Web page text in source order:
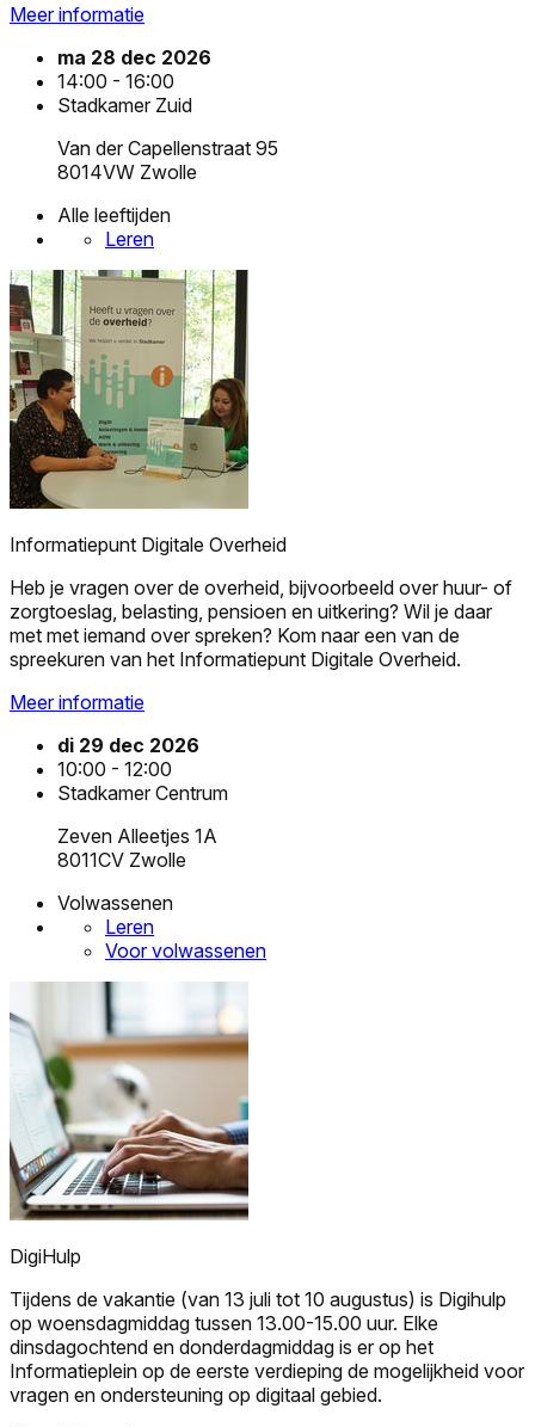
Meer informatie
ma 28 dec 2026
14:00 - 16:00
Stadkamer Zuid
Van der Capellenstraat 95
8014VW Zwolle
Alle leeftijden
Leren
Informatiepunt Digitale Overheid
Heb je vragen over de overheid, bijvoorbeeld over huur- of
zorgtoeslag, belasting, pensioen en uitkering? Wil je daar
met met iemand over spreken? Kom naar een van de
spreekuren van het Informatiepunt Digitale Overheid.
Meer informatie
di 29 dec 2026
10:00 - 12:00
Stadkamer Centrum
Zeven Alleetjes 1A
8011CV Zwolle
Volwassenen
Leren
Voor volwassenen
DigiHulp
Tijdens de vakantie (van 13 juli tot 10 augustus) is Digihulp
op woensdagmiddag tussen 13.00-15.00 uur. Elke
dinsdagochtend en donderdagmiddag is er op het
Informatieplein op de eerste verdieping de mogelijkheid voor
vragen en ondersteuning op digitaal gebied.